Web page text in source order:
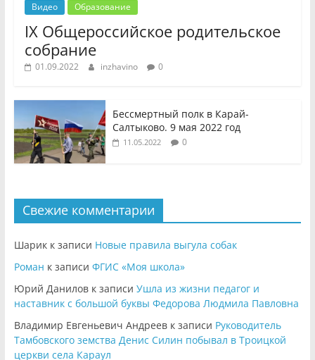
Видео Образование
IX Общероссийское родительское
собрание
01.09.2022 inzhavino 0
Бессмертный полк в Карай-
Салтыково. 9 мая 2022 год
11.05.2022 0
Свежие комментарии
Шарикк записи Новые правила выгула собак
Роман к записи ФГИС «Моя школа»
Юрий Даниловк записи Ушла из жизни педагог и
наставник с большой буквы Федорова Людмила Павловна
Владимир Евгеньевич Андреевк записи Руководитель
Тамбовского земства Денис Силин побывал в Троицкой
церкви села Караул